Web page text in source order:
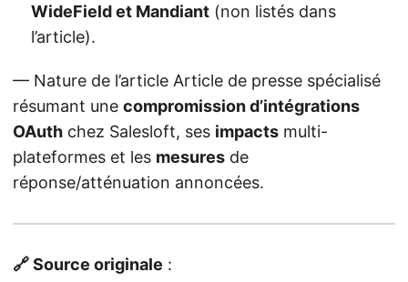
WideField et Mandiant (non listés dans
l’article).
— Nature de l’article Article de presse spécialisé
résumant une compromission d’intégrations
OAuth chez Salesloft, ses impacts multi-
plateformes et les mesures de
réponse/atténuation annoncées.
🔗 Source originale :